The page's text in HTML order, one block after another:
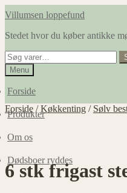
Spring
navigation
Spring
indhold
Villumsen loppefund
Stedet hvor du køber antikke
Søg
efter:
Menu
Forside
Produkter
Om os
Dødsboer ryddes
Forside /Køkkenting / Sølv
6 stk frigast